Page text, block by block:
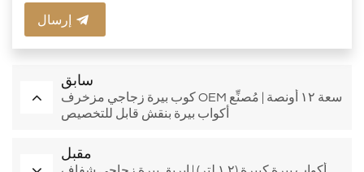
إرسال
سابق
كوب بيرة زجاجي مزخرف OEM سعة ١٢ أونصة | مُصنِّع
أكواب بيرة بنقش قابل للتخصيص
مقبل